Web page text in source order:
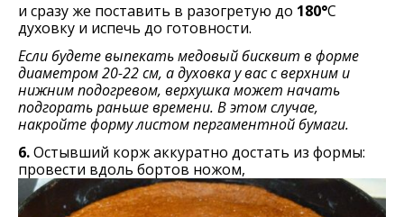
и сразу же поставить в разогретую до 180°C
духовку и испечь до готовности.
Если будете выпекать медовый бисквит в форме
диаметром 20-22 см, а духовка у вас с верхним и
нижним подогревом, верхушка может начать
подгорать раньше времени. В этом случае,
накройте форму листом пергаментной бумаги.
6.Остывший корж аккуратно достать из формы:
провести вдоль бортов ножом,